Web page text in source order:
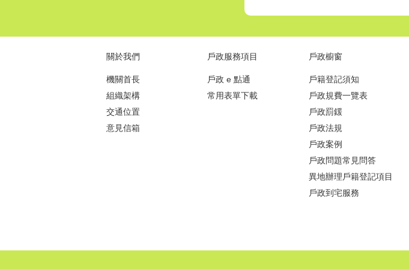
關於我們
機關首長
組織架構
交通位置
意見信箱
戶政服務項目
戶政 e 點通
常用表單下載
戶政櫥窗
戶籍登記須知
戶政規費一覽表
戶政罰鍰
戶政法規
戶政案例
戶政問題常見問答
異地辦理戶籍登記項目
戶政到宅服務